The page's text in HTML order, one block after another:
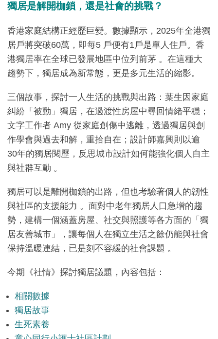
獨居是解開枷鎖，還是社會的挑戰？
香港家庭結構正經歷巨變。數據顯示，2025年全港獨
居戶將突破60萬，即每5 戶便有1戶是單人住戶。香
港獨居率在全球已發展地區中位列前茅 。在這種大
趨勢下，獨居成為新常態，更是多元生活的縮影。
三個故事，探討一人生活的挑戰與出路：葉生因家庭
糾紛「被動」獨居，在過渡性房屋中尋回情緒平穩；
文字工作者 Amy 從家庭創傷中逃離，透過獨居與創
作學會與過去和解，重拾自在；設計師嘉興則以逾
30年的獨居閱歷，反思城市設計如何能強化個人自主
與社群互動 。
獨居可以是離開枷鎖的出路，但也考驗著個人的韌性
與社區的支援能力 。面對中老年獨居人口急增的趨
勢，建構一個涵蓋房屋、社交與照護等各方面的「獨
居友善城市」，讓每個人在獨立生活之餘仍能與社會
保持溫暖連結，已是刻不容緩的社會課題 。
今期《社情》探討獨居議題，內容包括：
相關數據
獨居故事
生死素養